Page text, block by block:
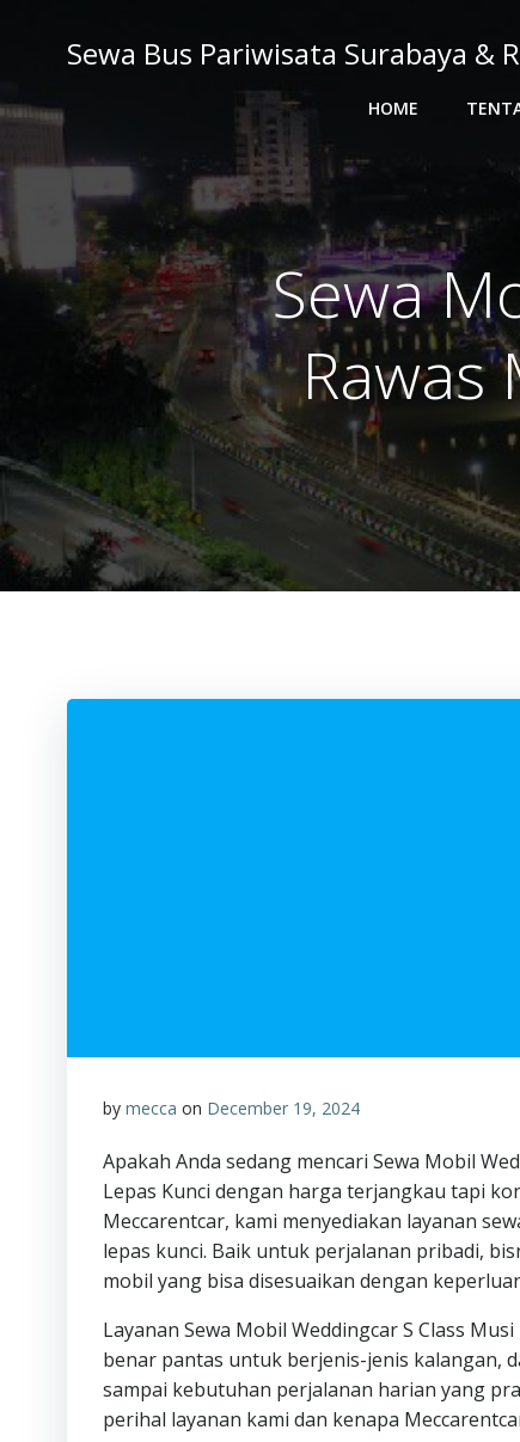
Sewa Bus Pariwisata Surabaya &
HOME
Sewa
Rawas
by mecca on December 19, 2024
Apakah Anda sedang mencari Sewa Mobil
Lepas Kunci dengan harga terjangkau tapi
Meccarentcar, kami menyediakan layanan
lepas kunci. Baik untuk perjalanan pribadi,
mobil yang bisa disesuaikan dengan
Layanan Sewa Mobil Weddingcar S Class
benar pantas untuk berjenis-jenis kalangan,
sampai kebutuhan perjalanan harian yang
perihal layanan kami dan kenapa